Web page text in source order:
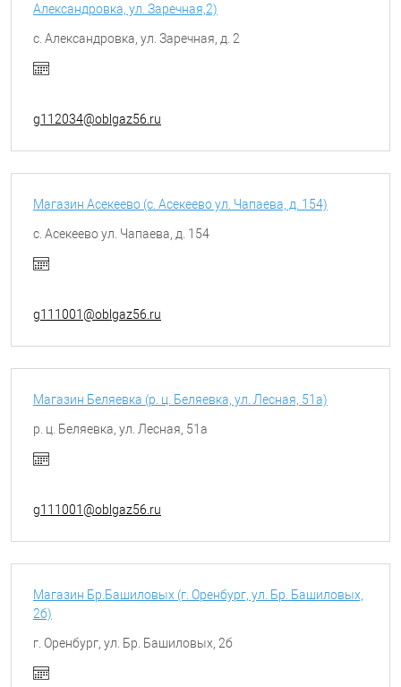
Александровка, ул. Заречная,2)
с. Александровка, ул. Заречная, д. 2
g112034@oblgaz56.ru
Магазин Асекеево (с. Асекеево ул. Чапаева, д. 154)
с. Асекеево ул. Чапаева, д. 154
g111001@oblgaz56.ru
Магазин Беляевка (р. ц. Беляевка, ул. Лесная, 51а)
р. ц. Беляевка, ул. Лесная, 51а
g111001@oblgaz56.ru
Магазин Бр.Башиловых (г. Оренбург, ул. Бр. Башиловых,
2б)
г. Оренбург, ул. Бр. Башиловых, 2б